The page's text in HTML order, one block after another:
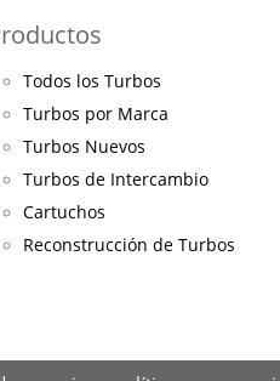
Todos los Turbos
Turbos por Marca
Turbos Nuevos
Turbos de Intercambio
Cartuchos
Reconstrucción de Turbos